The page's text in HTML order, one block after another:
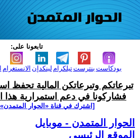
تابعونا على:
الانستغرام لينكدإن تيلكرامبنترست بودكاست
تبرعاتكم وتبرعاتكن المالية تحفظ
فشاركونا في دعم استمرارية هذا
[اشترك في قناة ‫«الحوار
الحوار المتمدن - موبايل
الموقع الرئيسي